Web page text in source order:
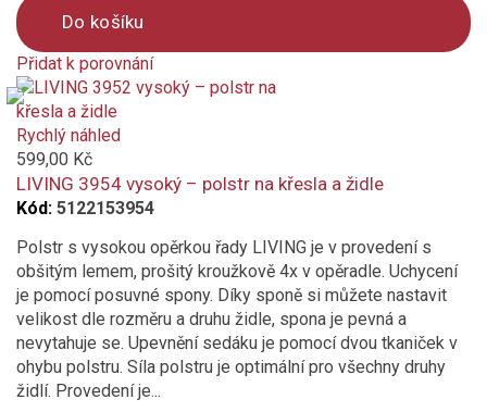
Do košíku
Přidat k porovnání
Product
is
added
to
compare
Rychlý náhled
599,00 Kč
LIVING 3954 vysoký – polstr na křesla a židle
Kód: 5122153954
Polstr s vysokou opěrkou řady LIVING je v provedení s
obšitým lemem, prošitý kroužkově 4x v opěradle. Uchycení
je pomocí posuvné spony. Díky sponě si můžete nastavit
velikost dle rozměru a druhu židle, spona je pevná a
nevytahuje se. Upevnění sedáku je pomocí dvou tkaniček v
ohybu polstru. Síla polstru je optimální pro všechny druhy
židlí. Provedení je...